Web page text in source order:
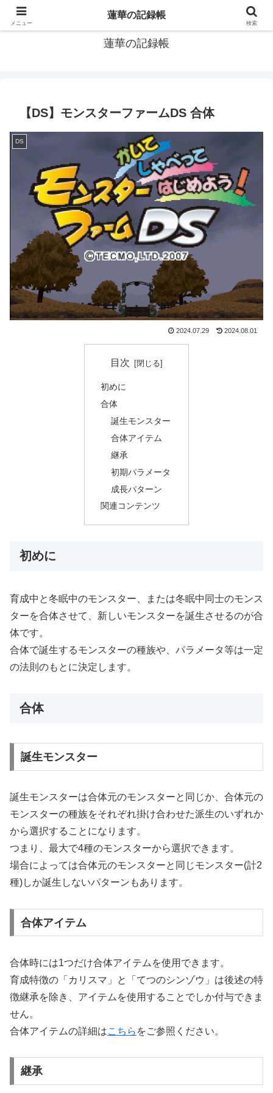
窓際社員の現役SEによるゲーム攻略、IT関連のメモです
蓮華の記録帳
【DS】モンスターファームDS 合体
DS
2024.07.29 2024.08.01
目次
初めに
合体
誕生モンスター
合体アイテム
継承
初期パラメータ
成長パターン
関連コンテンツ
初めに
育成中と冬眠中のモンスター、または冬眠中同士のモンス
ターを合体させて、新しいモンスターを誕生させるのが合
体です。
合体で誕生するモンスターの種族や、パラメータ等は一定
の法則のもとに決定します。
合体
誕生モンスター
誕生モンスターは合体元のモンスターと同じか、合体元の
モンスターの種族をそれぞれ掛け合わせた派生のいずれか
から選択することになります。
つまり、最大で4種のモンスターから選択できます。
場合によっては合体元のモンスターと同じモンスター(計2
種)しか誕生しないパターンもあります。
合体アイテム
合体時には1つだけ合体アイテムを使用できます。
育成特徴の「カリスマ」と「てつのシンゾウ」は後述の特
徴継承を除き、アイテムを使用することでしか付与できま
せん。
合体アイテムの詳細はこちら をご参照ください。
継承
メニュー
蓮華の記録帳
検索